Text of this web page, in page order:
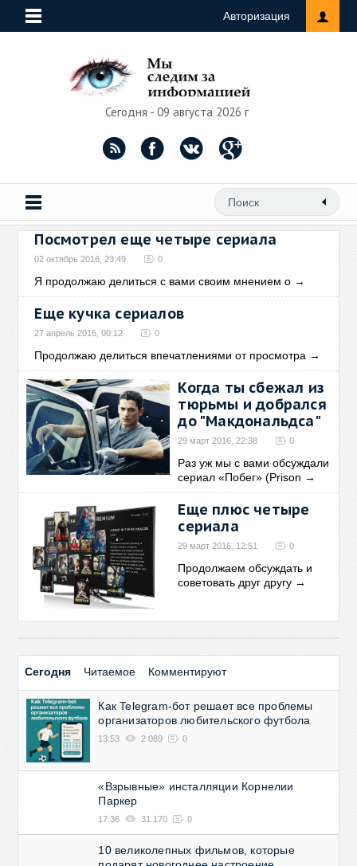
Авторизация
Сегодня - 09 августа 2026 г
Посмотрел еще четыре сериала
02 октябрь 2016, 23:49 0
Я продолжаю делиться с вами своим мнением о →
Еще кучка сериалов
27 апрель 2016, 00:12 0
Продолжаю делиться впечатлениями от просмотра →
Когда ты сбежал из
тюрьмы и добрался
до "Макдональдса"
29 март 2016, 22:38 0
Раз уж мы с вами обсуждали
сериал «Побег» (Prison →
Еще плюс четыре
сериала
29 март 2016, 12:51 0
Продолжаем обсуждать и
советовать друг другу →
Сегодня Читаемое Комментируют
Как Telegram-бот решает все проблемы
организаторов любительского футбола
13:53 2 089 0
«Взрывные» инсталляции Корнелии
Паркер
17:36 31 170 0
10 великолепных фильмов, которые